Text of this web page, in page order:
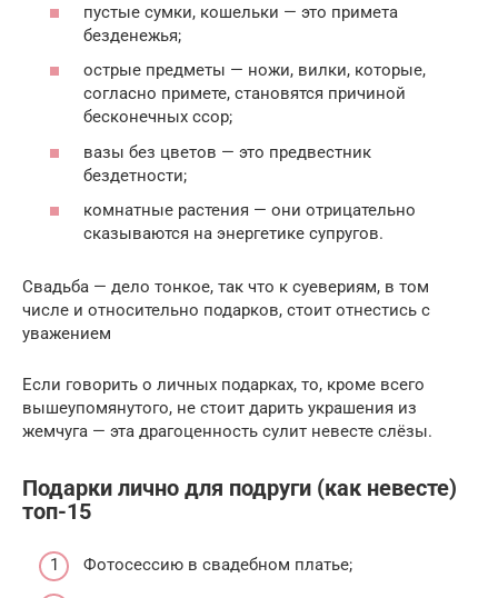
пустые сумки, кошельки — это примета
безденежья;
острые предметы — ножи, вилки, которые,
согласно примете, становятся причиной
бесконечных ссор;
вазы без цветов — это предвестник
бездетности;
комнатные растения — они отрицательно
сказываются на энергетике супругов.
Свадьба — дело тонкое, так что к суевериям, в том
числе и относительно подарков, стоит отнестись с
уважением
Если говорить о личных подарках, то, кроме всего
вышеупомянутого, не стоит дарить украшения из
жемчуга — эта драгоценность сулит невесте слёзы.
Подарки лично для подруги (как невесте)
топ-15
Фотосессию в свадебном платье;